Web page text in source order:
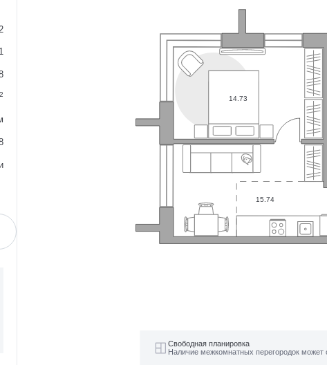
2
1
2
14.73
15.74
Свободная планировка
Наличие межкомнатных перегородок может